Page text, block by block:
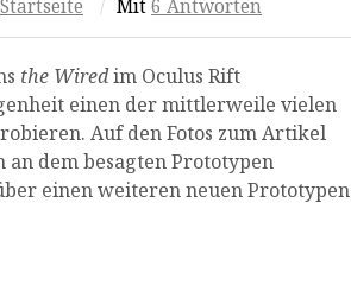
Startseite / Mit6 Antworten
the Wiredim Oculus Rift
einen der mittlerweile vielen
Auf den Fotos zum Artikel
an dem besagten Prototypen
einen weiteren neuen Prototypen